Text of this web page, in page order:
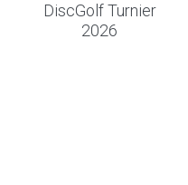
DiscGolf Turnier
2026